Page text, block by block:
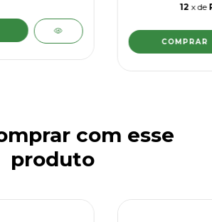
12 x de
com esse
produto